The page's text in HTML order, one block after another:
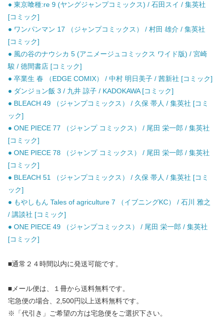
● 東京喰種:re 9 (ヤングジャンプコミックス) / 石田スイ / 集英社
[コミック]
● ワンパンマン 17 （ジャンプコミックス） / 村田 雄介 / 集英社
[コミック]
● 風の谷のナウシカ 5 (アニメージュコミックス ワイド版) / 宮崎
駿 / 徳間書店 [コミック]
● 卒業生 春 （EDGE COMIX） / 中村 明日美子 / 茜新社 [コミック]
● ダンジョン飯 3 / 九井 諒子 / KADOKAWA [コミック]
● BLEACH 49 （ジャンプコミックス） / 久保 帯人 / 集英社 [コミ
ック]
● ONE PIECE 77 （ジャンプ コミックス） / 尾田 栄一郎 / 集英社
[コミック]
● ONE PIECE 78 （ジャンプ コミックス） / 尾田 栄一郎 / 集英社
[コミック]
● BLEACH 51 （ジャンプコミックス） / 久保 帯人 / 集英社 [コミ
ック]
● もやしもん Tales of agriculture 7 （イブニングKC） / 石川 雅之
/ 講談社 [コミック]
● ONE PIECE 49 （ジャンプコミックス） / 尾田 栄一郎 / 集英社
[コミック]
■通常２４時間以内に発送可能です。
■メール便は、１冊から送料無料です。
宅急便の場合、2,500円以上送料無料です。
※「代引き」ご希望の方は宅急便をご選択下さい。